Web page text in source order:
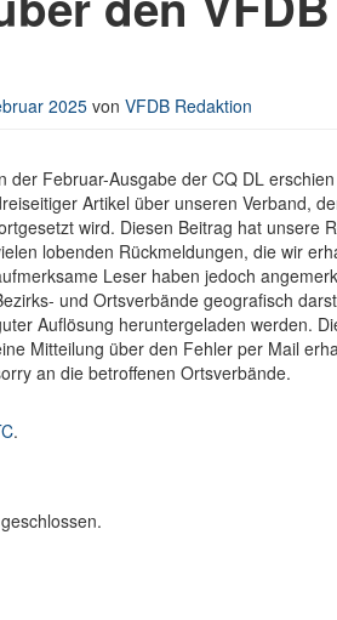
2025 von VFDB Redaktion
der Februar-Ausgabe der CQ DL
Artikel über unseren Verband,
wird. Diesen Beitrag hat unsere
lobenden Rückmeldungen, die wir
Leser haben jedoch
und Ortsverbände geografisch
Auflösung heruntergeladen werden.
Mitteilung über den Fehler per Mail
an die betroffenen Ortsverbände.
.